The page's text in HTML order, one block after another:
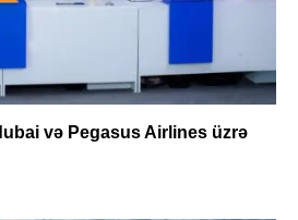
və Pegasus Airlines üzrə